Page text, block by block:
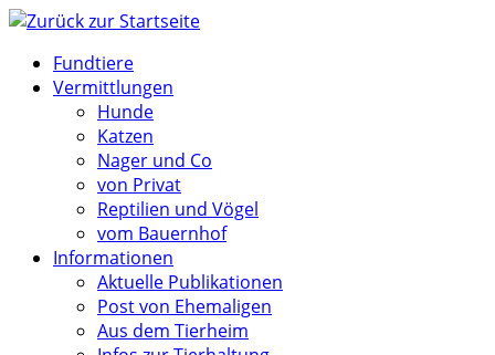
Zum
springenFundtiere
Vermittlungen
Hunde
Katzen
Nager und Co
von Privat
Reptilien und Vögel
vom Bauernhof
Informationen
Aktuelle Publikationen
Post von Ehemaligen
Aus dem Tierheim